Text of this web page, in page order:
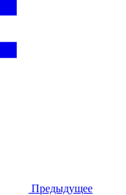
Предыдущее